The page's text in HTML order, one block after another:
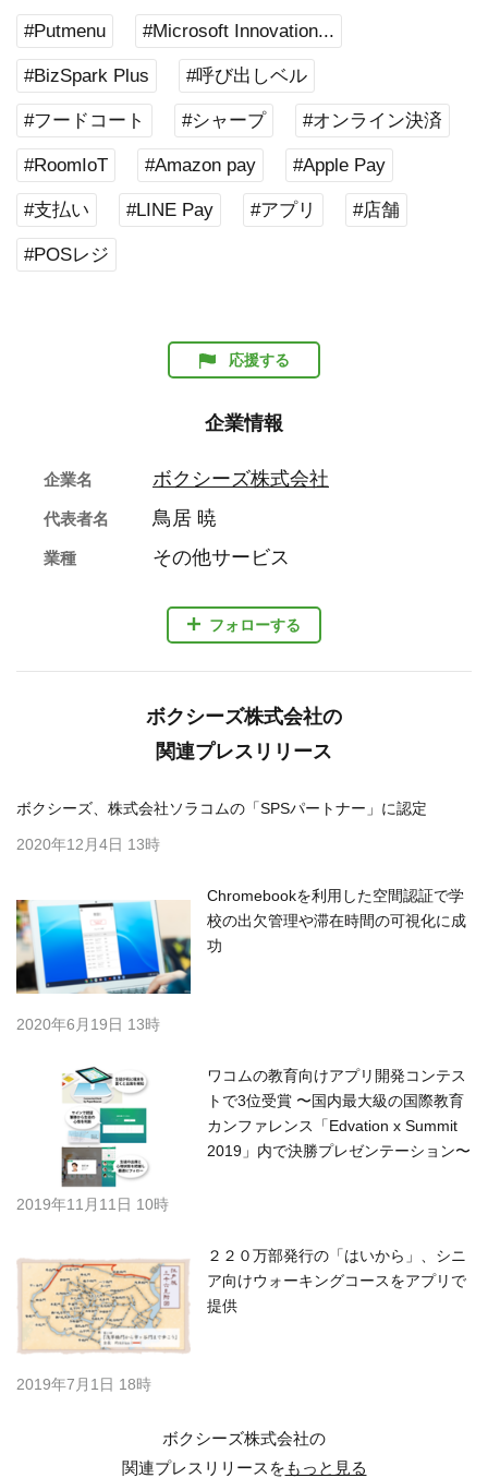
#Putmenu #Microsoft Innovation...
#BizSpark Plus #呼び出しベル
#フードコート #シャープ #オンライン決済
#RoomIoT #Amazon pay #Apple Pay
#支払い #LINE Pay #アプリ #店舗
#POSレジ
応援する
企業情報
フォローする
企業名 ボクシーズ株式会社
代表者名 鳥居 暁
業種 その他サービス
ボクシーズ株式会社の
関連プレスリリース
ボクシーズ、株式会社ソラコムの「SPSパートナー」に認定
2020年12月4日 13時
Chromebookを利用した空間認証で学
校の出欠管理や滞在時間の可視化に成
功
2020年6月19日 13時
ワコムの教育向けアプリ開発コンテス
トで3位受賞 〜国内最大級の国際教育
カンファレンス「Edvation x Summit
2019」内で決勝プレゼンテーション〜
2019年11月11日 10時
２２０万部発行の「はいから」、シニ
ア向けウォーキングコースをアプリで
提供
2019年7月1日 18時
ボクシーズ株式会社の
関連プレスリリースをもっと見る